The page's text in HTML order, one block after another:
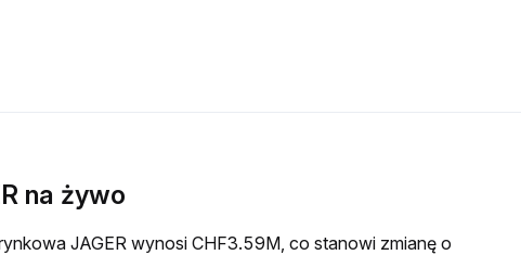
na żywo
JAGER wynosi CHF3.59M, co stanowi zmianę o